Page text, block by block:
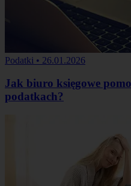
Podatki • 26.01.2026
Jak biuro księgowe
podatkach?